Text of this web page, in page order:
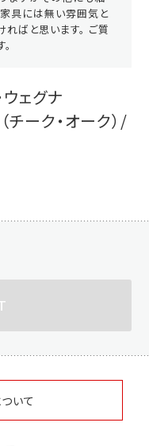
具には無い雰囲気と
ばと思います。 ご質
ェグナ
ーク・オーク）/
いて